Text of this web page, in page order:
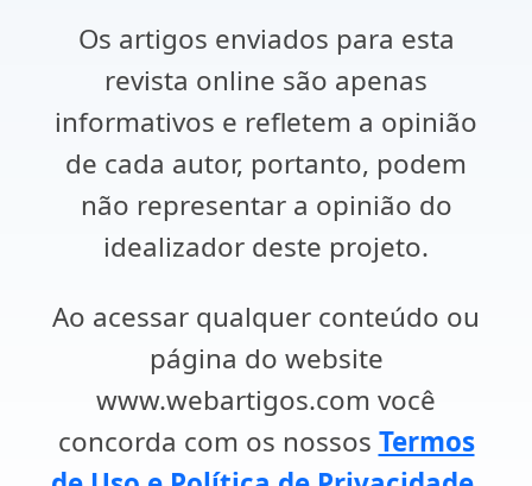
Os artigos enviados para esta
revista online são apenas
informativos e refletem a opinião
de cada autor, portanto, podem
não representar a opinião do
idealizador deste projeto.
Ao acessar qualquer conteúdo ou
página do website
www.webartigos.com você
concorda com os nossos Termos